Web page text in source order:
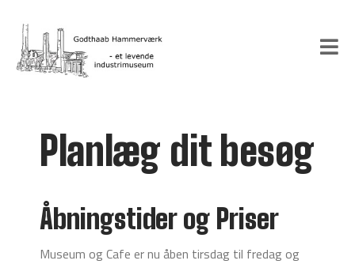
Planlæg dit besøg
Åbningstider og Priser
Museum og Cafe er nu åben tirsdag til fredag og